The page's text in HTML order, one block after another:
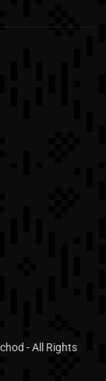
- All Rights